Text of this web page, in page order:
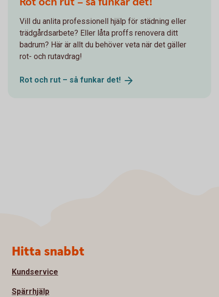
Vill du anlita professionell hjälp för städning eller
trädgårdsarbete? Eller låta proffs renovera ditt
badrum? Här är allt du behöver veta när det gäller
rot- och rutavdrag!
Rot och rut – så funkar det!
Sidfot
Hitta snabbt
Kundservice
Spärrhjälp